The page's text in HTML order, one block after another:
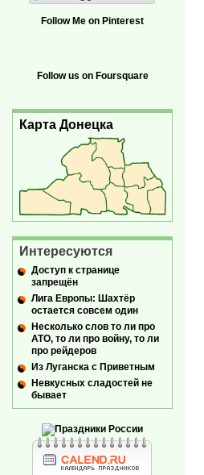
Follow Me on Pinterest
Follow us on Foursquare
Карта Донецка
Интересуются
Доступ к странице
запрещён
Лига Европы: Шахтёр
остается совсем один
Несколько слов то ли про
АТО, то ли про войну, то ли
про рейдеров
Из Луганска с Приветным
Невкусных сладостей не
бывает